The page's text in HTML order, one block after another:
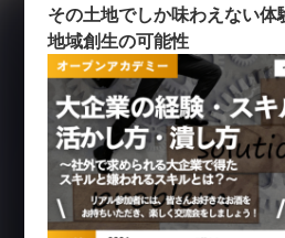
その土地でしか味わえない体
地域創生の可能性